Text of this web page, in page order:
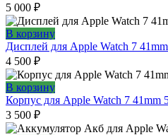
5 000 ₽
В корзину
Дисплей для Apple Watch 7
4 500 ₽
В корзину
Корпус для Apple Watch 7
3 500 ₽